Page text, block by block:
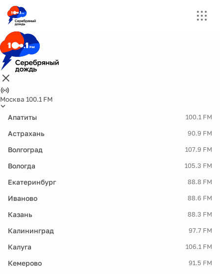
Москва 100.1 FM
Апатиты 100.1 FM
Астрахань 90.9 FM
Волгоград 107.9 FM
Вологда 105.3 FM
Екатеринбург 88.8 FM
Иваново 88.6 FM
Казань 88.3 FM
Калининград 97.7 FM
Калуга 106.1 FM
Кемерово 91.5 FM